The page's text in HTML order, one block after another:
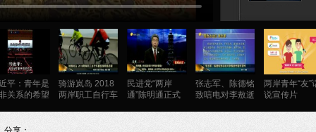
平：青年是
关系的希望
骑游岚岛 2018
两岸职工自行车
民进党“两岸
通”陈明通正式
张志军、陈德铭
致唁电对李敖逝
两岸青年“友”
说宣传片